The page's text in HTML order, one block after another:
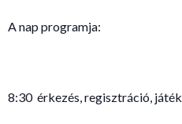
A nap programja:
8:30 érkezés, regisztráció, játék